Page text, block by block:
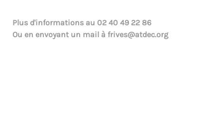
Plus d'informations au 02 40 49 22 86
Ou en envoyant un mail à frives@atdec.org